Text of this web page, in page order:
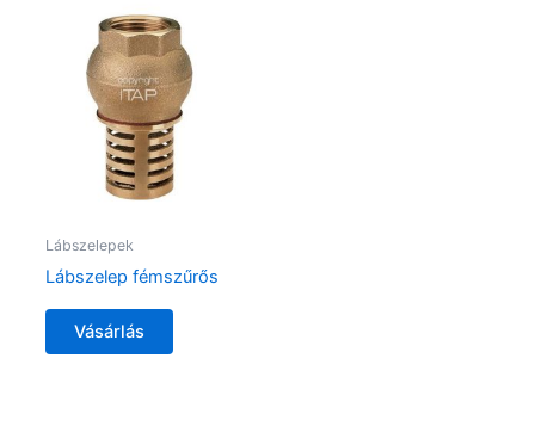
Lábszelepek
Lábszelep fémszűrős
Vásárlás